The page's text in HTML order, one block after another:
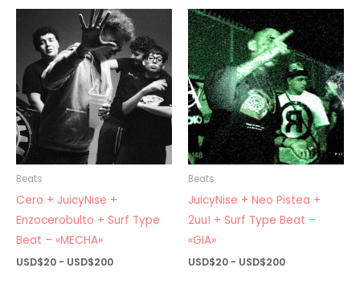
desde
USD$20
hasta
USD$200
hasta
USD$200
Beats
Cero + JuicyNise +
Enzocerobulto + Surf Type
Beat – «MECHA»
USD$20 - USD$200Rango
Beats
JuicyNise + Neo Pistea +
2uu! + Surf Type Beat –
«GIA»
USD$20 - USD$200Rango